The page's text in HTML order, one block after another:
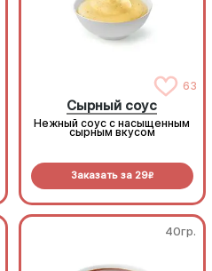
63
Сырный соус
Нежный соус с насыщенным
сырным вкусом
Заказать за 29R
40гр.